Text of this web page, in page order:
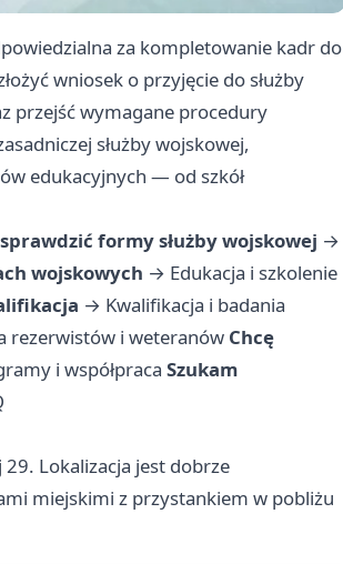
za kompletowanie kadr do
wniosek o przyjęcie do służby
przejść wymagane procedury
służby wojskowej,
edukacyjnych — od szkół
formy służby wojskowej →
wojskowych → Edukacja i szkolenie
→ Kwalifikacja i badania
rezerwistów i weteranów Chcę
i współpraca Szukam
29. Lokalizacja jest dobrze
miejskimi z przystankiem w pobliżu